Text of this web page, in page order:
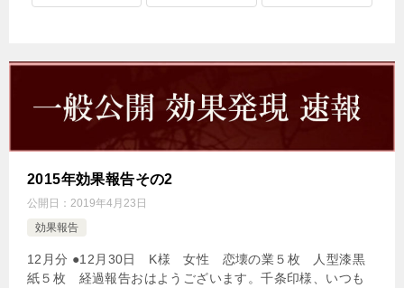
2015年効果報告その2
公開日： 2019年4月23日
効果報告
12月分 ●12月30日 K様 女性 恋壊の業５枚 人型漆黒
紙５枚 経過報告おはようございます。千条印様、いつも